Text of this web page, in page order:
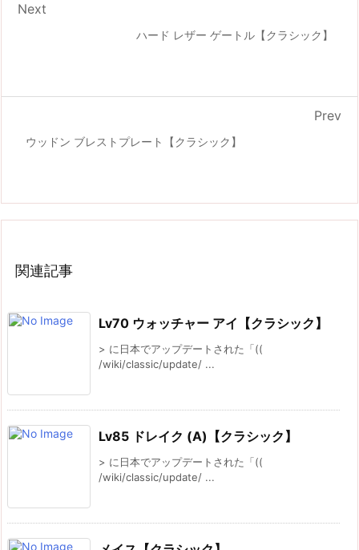
ハード レザー ゲートル【クラシック】
Next
ウッドン ブレストプレート【クラシック】
Prev
関連記事
Lv70 ウォッチャー アイ【クラシック】
> に日本でアップデートされた「((
/wiki/classic/update/ ...
Lv85 ドレイク (A)【クラシック】
> に日本でアップデートされた「((
/wiki/classic/update/ ...